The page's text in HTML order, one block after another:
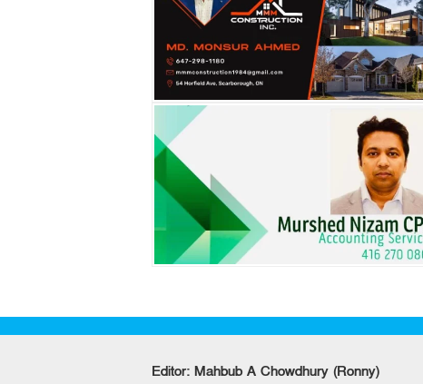
Editor: Mahbub A Chowdhury (Ronny)